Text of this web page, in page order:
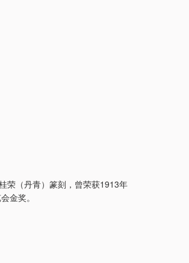
荣（丹青）篆刻，曾荣获1913年
金奖。